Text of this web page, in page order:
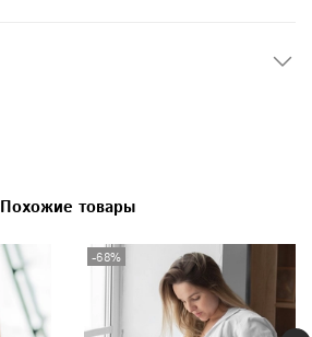
Похожие товары
-68%